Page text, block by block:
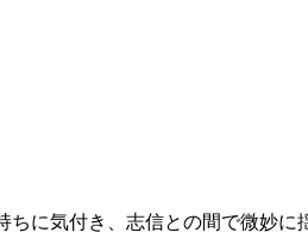
に気付き、志信との間で微妙